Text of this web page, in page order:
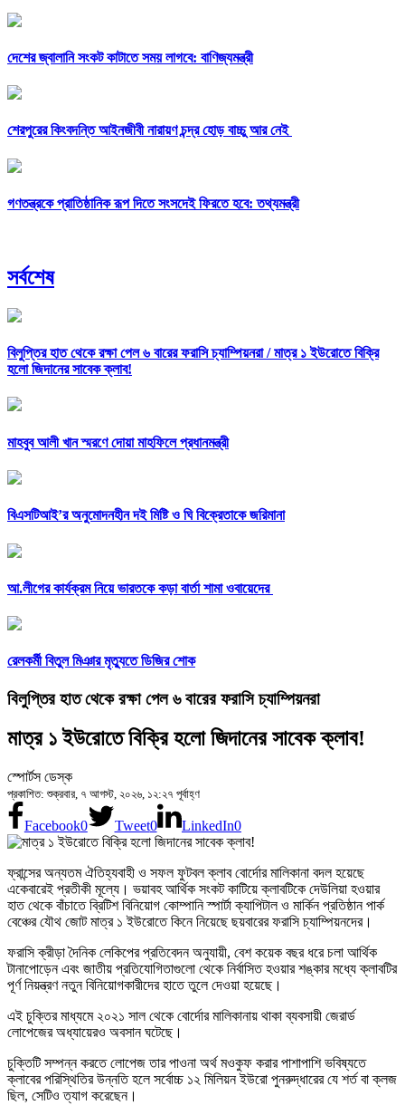
দেশের জ্বালানি সংকট কাটাতে সময় লাগবে: বাণিজ্যমন্ত্রী
শেরপুরের কিংবদন্তি আইনজীবী নারায়ণ চন্দ্র হোড় বাচ্চু আর নেই
গণতন্ত্রকে প্রাতিষ্ঠানিক রূপ দিতে সংসদেই ফিরতে হবে: তথ্যমন্ত্রী
সর্বশেষ
বিলুপ্তির হাত থেকে রক্ষা পেল ৬ বারের ফরাসি চ্যাম্পিয়নরা /মাত্র ১ ইউরোতে বিক্রি
হলো জিদানের সাবেক ক্লাব!
মাহবুব আলী খান স্মরণে দোয়া মাহফিলে প্রধানমন্ত্রী
বিএসটিআই’র অনুমোদনহীন দই মিষ্টি ও ঘি বিক্রেতাকে জরিমানা
আ.লীগের কার্যক্রম নিয়ে ভারতকে কড়া বার্তা শামা ওবায়েদের
রেলকর্মী বিতুল মিঞার মৃত্যুতে ডিজির শোক
বিলুপ্তির হাত থেকে রক্ষা পেল ৬ বারের ফরাসি চ্যাম্পিয়নরা
মাত্র ১ ইউরোতে বিক্রি হলো জিদানের সাবেক ক্লাব!
স্পোর্টস ডেস্ক
প্রকাশিত: শুক্রবার, ৭ আগস্ট, ২০২৬, ১২:২৭ পূর্বাহ্ণ
Facebook0 Tweet0 LinkedIn0
ফ্রান্সের অন্যতম ঐতিহ্যবাহী ও সফল ফুটবল ক্লাব বোর্দোর মালিকানা বদল হয়েছে
একেবারেই প্রতীকী মূল্যে। ভয়াবহ আর্থিক সংকট কাটিয়ে ক্লাবটিকে দেউলিয়া হওয়ার
হাত থেকে বাঁচাতে ব্রিটিশ বিনিয়োগ কোম্পানি স্পার্টা ক্যাপিটাল ও মার্কিন প্রতিষ্ঠান পার্ক
বেঞ্চের যৌথ জোট মাত্র ১ ইউরোতে কিনে নিয়েছে ছয়বারের ফরাসি চ্যাম্পিয়নদের।
ফরাসি ক্রীড়া দৈনিক লেকিপের প্রতিবেদন অনুযায়ী, বেশ কয়েক বছর ধরে চলা আর্থিক
টানাপোড়েন এবং জাতীয় প্রতিযোগিতাগুলো থেকে নির্বাসিত হওয়ার শঙ্কার মধ্যে ক্লাবটির
পূর্ণ নিয়ন্ত্রণ নতুন বিনিয়োগকারীদের হাতে তুলে দেওয়া হয়েছে।
এই চুক্তির মাধ্যমে ২০২১ সাল থেকে বোর্দোর মালিকানায় থাকা ব্যবসায়ী জেরার্ড
লোপেজের অধ্যায়েরও অবসান ঘটেছে।
চুক্তিটি সম্পন্ন করতে লোপেজ তার পাওনা অর্থ মওকুফ করার পাশাপাশি ভবিষ্যতে
ক্লাবের পরিস্থিতির উন্নতি হলে সর্বোচ্চ ১২ মিলিয়ন ইউরো পুনরুদ্ধারের যে শর্ত বা ক্লজ
ছিল, সেটিও ত্যাগ করেছেন।